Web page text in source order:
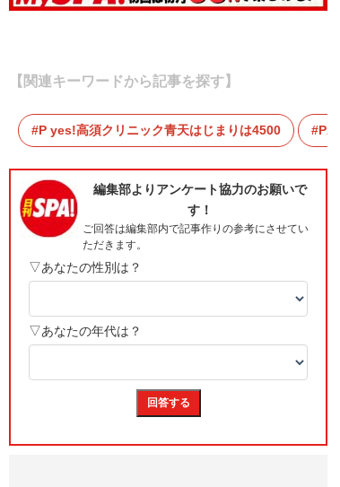
【関連キーワードから記事を探す】
P yes!高須クリニック青天はじまりは4500 P